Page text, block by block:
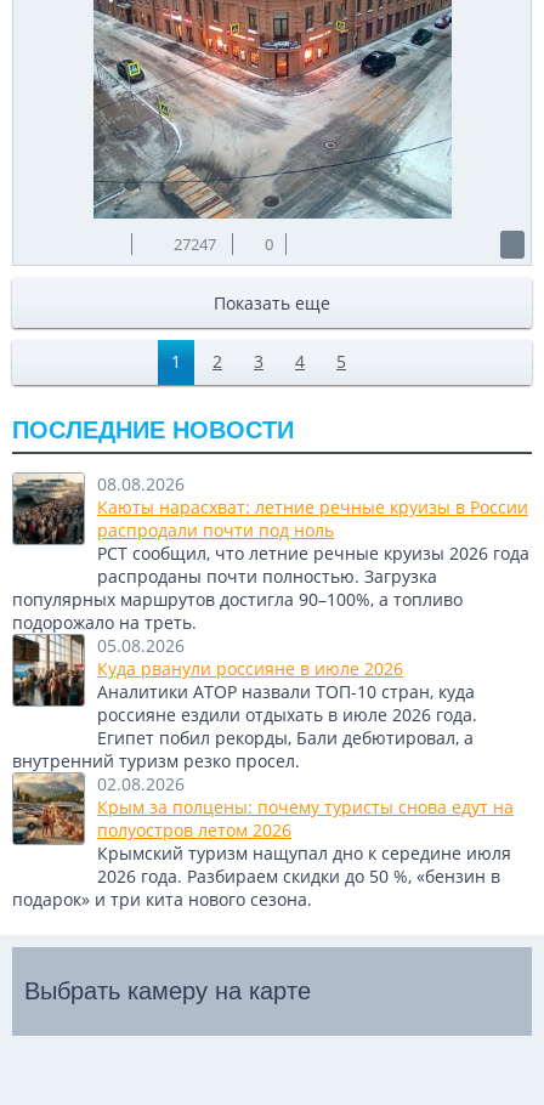
27247 0
Показать еще
1 2 3 4 5
ПОСЛЕДНИЕ НОВОСТИ
08.08.2026
Каюты нарасхват: летние речные круизы в России
распродали почти под ноль
РСТ сообщил, что летние речные круизы 2026 года
распроданы почти полностью. Загрузка
популярных маршрутов достигла 90–100%, а топливо
подорожало на треть.
05.08.2026
Куда рванули россияне в июле 2026
Аналитики АТОР назвали ТОП-10 стран, куда
россияне ездили отдыхать в июле 2026 года.
Египет побил рекорды, Бали дебютировал, а
внутренний туризм резко просел.
02.08.2026
Крым за полцены: почему туристы снова едут на
полуостров летом 2026
Крымский туризм нащупал дно к середине июля
2026 года. Разбираем скидки до 50 %, «бензин в
подарок» и три кита нового сезона.
Выбрать камеру на карте